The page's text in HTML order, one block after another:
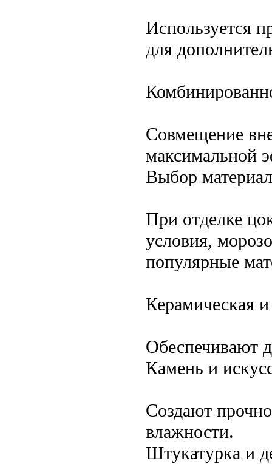
Используется
для
Совмещение
максимальной
Выбор
При отделке
условия,
популярные
Керамическая
Обеспечивают
Камень и
Создают
влажности.
Штукатурка и